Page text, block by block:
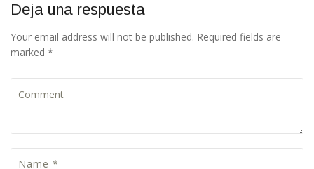
Deja una respuesta
Your email address will not be published. Required fields are
marked *